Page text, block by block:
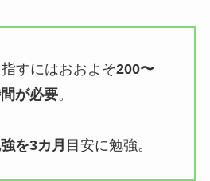
すにはおおよそ200〜
が必要。
を3カ月 目安に勉強。